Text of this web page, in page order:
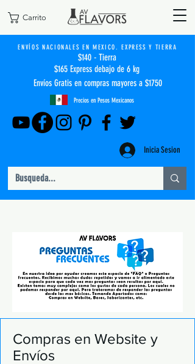
Carrito
ENVÍOS NACIONALES EN MEXICO. EXPRESS Y TIERRA
$140 - Tierra
$165 Express debajo de 6 kg
Envíos Gratis en compras mayores a $1750
Precios en Pesos Mexicanos
Inicia Sesion
Compras en Website y
Envíos